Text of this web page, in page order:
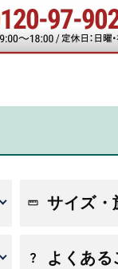
サイズ・
よくある